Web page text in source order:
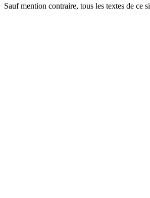
Sauf mention contraire, tous les textes de ce